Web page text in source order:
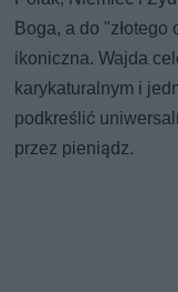
Boga, a do "złotego
ikoniczna. Wajda
karykaturalnym i
podkreślić
przez pieniądz.